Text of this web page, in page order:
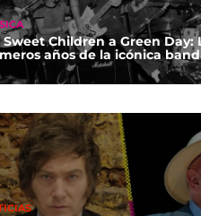
Sweet Children a Green Day:
años de la icónica